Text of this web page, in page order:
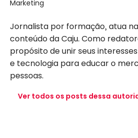
Marketing
Jornalista por formação, atua
conteúdo da Caju. Como
propósito de unir seus
e tecnologia para educar o
pessoas.
Ver todos os posts dessa